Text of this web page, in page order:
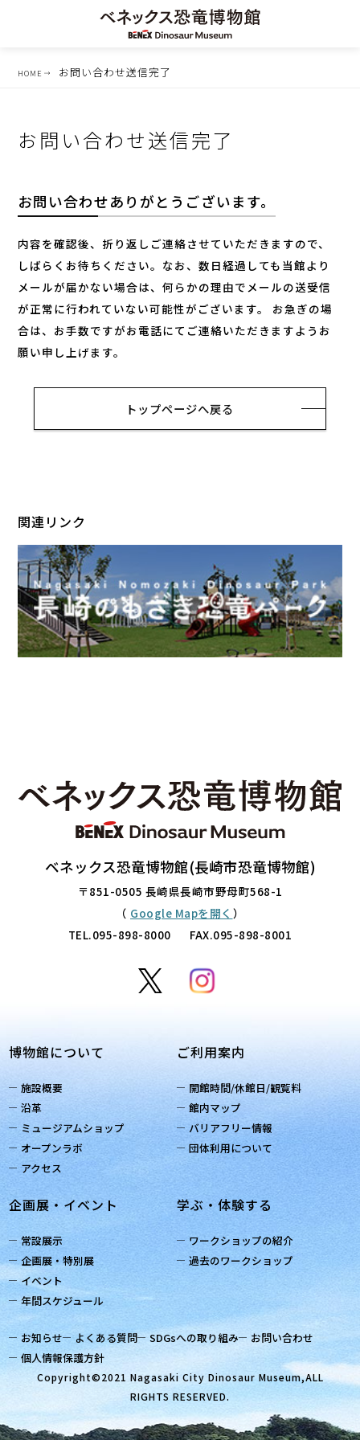
HOME お問い合わせ送信完了
お問い合わせ送信完了
お問い合わせありがとうございます。
内容を確認後、折り返しご連絡させていただきますので、
しばらくお待ちください。 なお、数日経過しても当館より
メールが届かない場合は、何らかの理由でメールの送受信
が正常に行われていない可能性がございます。
お急ぎの場
合は、お手数ですがお電話にてご連絡いただきますようお
願い申し上げます。
トップページへ戻る
関連リンク
ベネックス恐竜博物館(長崎市恐竜博物館)
〒851-0505 長崎県長崎市野母町568-1
（ Google Mapを開く ）
TEL.095-898-8000 FAX.095-898-8001
博物館について
施設概要
沿革
ミュージアムショップ
オープンラボ
アクセス
ご利用案内
開館時間/休館日/観覧料
館内マップ
バリアフリー情報
団体利用について
企画展・イベント
常設展示
企画展・特別展
イベント
年間スケジュール
学ぶ・体験する
ワークショップの紹介
過去のワークショップ
お知らせ よくある質問 SDGsへの取り組み
お問い合わせ
個人情報保護方針
Copyright©2021 Nagasaki City Dinosaur Museum,ALL
RIGHTS RESERVED.